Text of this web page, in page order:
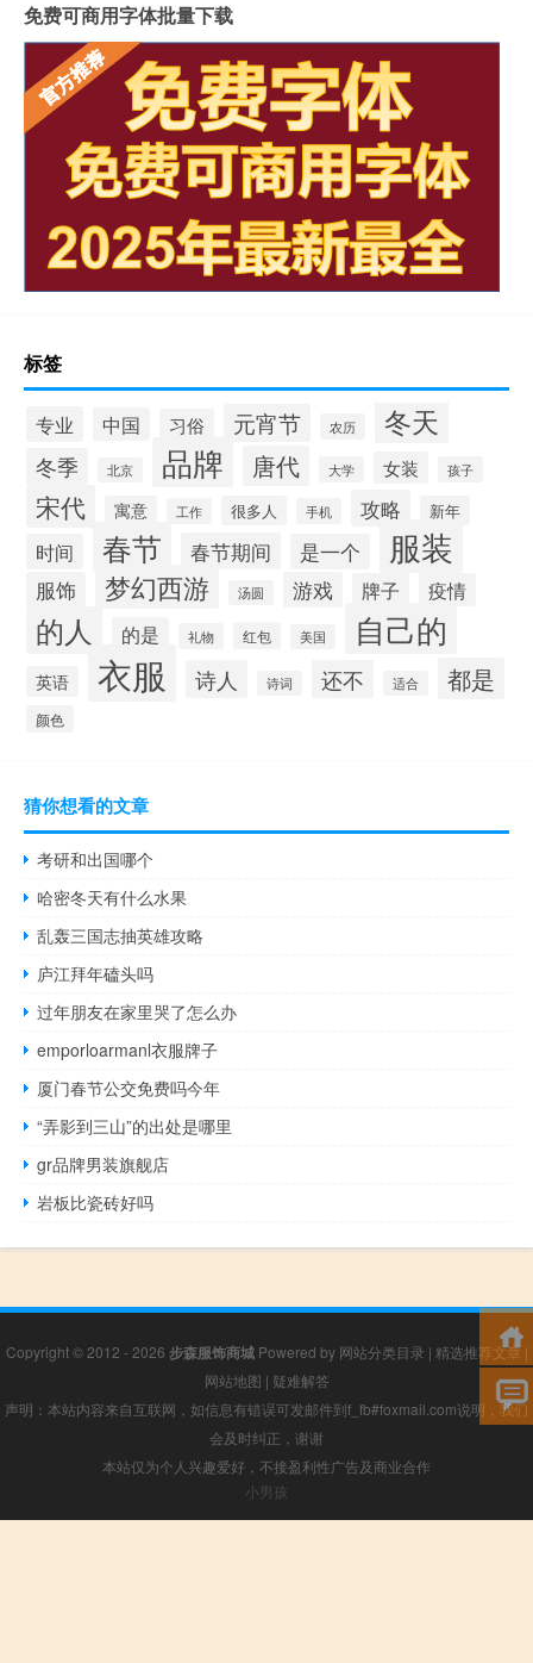
免费可商用字体批量下载
标签
专业 中国 习俗 元宵节 农历 冬天
冬季 北京 品牌 唐代 大学 女装 孩子
宋代 寓意 工作 很多人 手机 攻略 新年
时间 春节 春节期间 是一个 服装
服饰 梦幻西游 汤圆 游戏 牌子 疫情
的人 的是 礼物 红包 美国 自己的
英语 衣服 诗人 诗词 还不 适合 都是
颜色
猜你想看的文章
考研和出国哪个
哈密冬天有什么水果
乱轰三国志抽英雄攻略
庐江拜年磕头吗
过年朋友在家里哭了怎么办
emporloarmanl衣服牌子
厦门春节公交免费吗今年
“弄影到三山”的出处是哪里
gr品牌男装旗舰店
岩板比瓷砖好吗
Copyright © 2012 - 2026 步森服饰商城Powered by 网站分类目录 | 精选推荐文章|
网站地图 | 疑难解答
声明：本站内容来自互联网，如信息有错误可发邮件到f_fb#foxmail.com说明，我们
会及时纠正，谢谢
本站仅为个人兴趣爱好，不接盈利性广告及商业合作
小男孩